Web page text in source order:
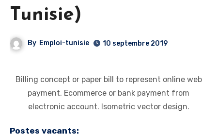
Tunisie)
By Emploi-tunisie 10 septembre 2019
Billing concept or paper bill to represent online web
payment. Ecommerce or bank payment from
electronic account. Isometric vector design.
Postes vacants: